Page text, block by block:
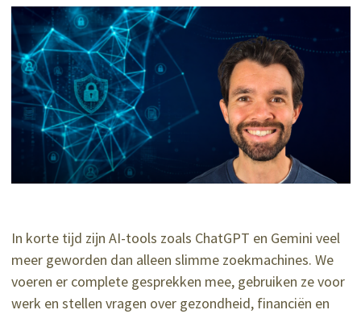
In korte tijd zijn AI-tools zoals ChatGPT en Gemini veel
meer geworden dan alleen slimme zoekmachines. We
voeren er complete gesprekken mee, gebruiken ze voor
werk en stellen vragen over gezondheid, financiën en